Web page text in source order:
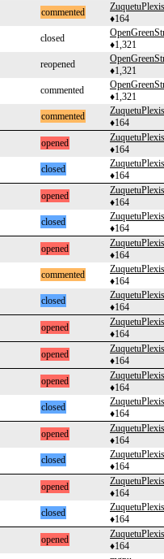
commented
ZuquetuPlexis
♦164
closed
♦1,321
reopened
♦1,321
commented
♦1,321
commented
ZuquetuPlexis
♦164
opened
ZuquetuPlexis
♦164
closed
ZuquetuPlexis
♦164
opened
ZuquetuPlexis
♦164
closed
ZuquetuPlexis
♦164
opened
ZuquetuPlexis
♦164
commented
ZuquetuPlexis
♦164
closed
ZuquetuPlexis
♦164
opened
ZuquetuPlexis
♦164
opened
ZuquetuPlexis
♦164
opened
ZuquetuPlexis
♦164
closed
ZuquetuPlexis
♦164
opened
ZuquetuPlexis
♦164
closed
ZuquetuPlexis
♦164
opened
ZuquetuPlexis
♦164
closed
ZuquetuPlexis
♦164
opened
ZuquetuPlexis
♦164